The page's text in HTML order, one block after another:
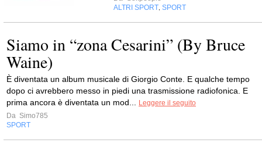
ALTRI SPORT SPORT
Siamo in “zona Cesarini” (By Bruce
Waine)
È diventata un album musicale di Giorgio Conte. E qualche tempo
dopo ci avrebbero messo in piedi una trasmissione radiofonica. E
prima ancora è diventata un mod...
Leggere il seguito
Da Simo785
SPORT